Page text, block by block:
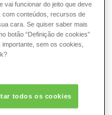
em casa e o ideal é
que vem no kit
esperado pode não ser
você calcule
a espessura, a
No caso de
vai funcionar do jeito que deve
com conteúdos, recursos de
cara. Se quiser saber mais
botão “Definição de cookies”
sem os cookies,
todos os cookies